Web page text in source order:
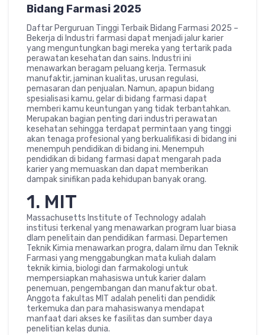
Bidang Farmasi 2025
Daftar Perguruan Tinggi Terbaik Bidang Farmasi 2025 –
Bekerja di Industri farmasi dapat menjadi jalur karier
yang menguntungkan bagi mereka yang tertarik pada
perawatan kesehatan dan sains. Industri ini
menawarkan beragam peluang kerja. Termasuk
manufaktir, jaminan kualitas, urusan regulasi,
pemasaran dan penjualan. Namun, apapun bidang
spesialisasi kamu, gelar di bidang farmasi dapat
memberi kamu keuntungan yang tidak terbantahkan.
Merupakan bagian penting dari industri perawatan
kesehatan sehingga terdapat permintaan yang tinggi
akan tenaga profesional yang berkualifikasi di bidang ini
menempuh pendidikan di bidang ini. Menempuh
pendidikan di bidang farmasi dapat mengarah pada
karier yang memuaskan dan dapat memberikan
dampak sinifikan pada kehidupan banyak orang.
1. MIT
Massachusetts Institute of Technology adalah
institusi terkenal yang menawarkan program luar biasa
dlam penelitain dan pendidikan farmasi. Departemen
Teknik Kimia menawarkan progra, dalam ilmu dan Teknik
Farmasi yang menggabungkan mata kuliah dalam
teknik kimia, biologi dan farmakologi untuk
mempersiapkan mahasiswa untuk karier dalam
penemuan, pengembangan dan manufaktur obat.
Anggota fakultas MIT adalah peneliti dan pendidik
terkemuka dan para mahasiswanya mendapat
manfaat dari akses ke fasilitas dan sumber daya
penelitian kelas dunia.